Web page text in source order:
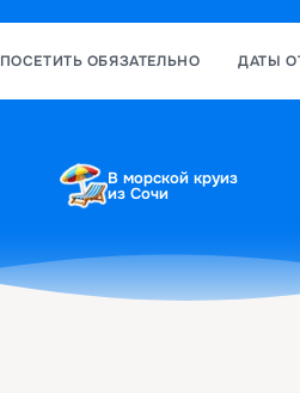
ПОСЕТИТЬ ОБЯЗАТЕЛЬНО ДАТЫ
В морской круиз
из Сочи